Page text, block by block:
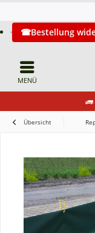
MENÜ
Bestellung
Übersicht